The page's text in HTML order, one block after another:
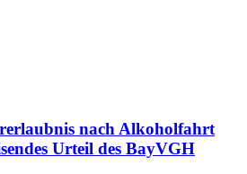
nach Alkoholfahrt
Urteil des BayVGH